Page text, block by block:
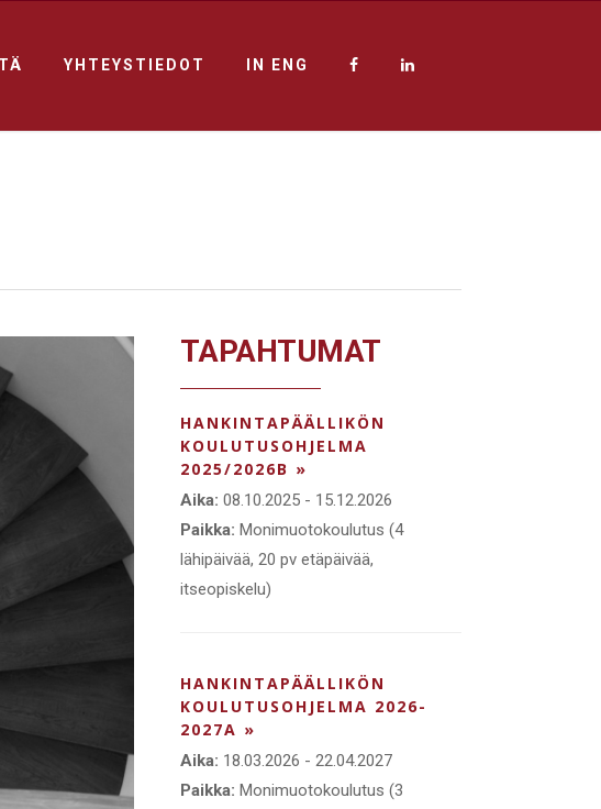
YHTEYSTIEDOT IN ENG
TAPAHTUMAT
HANKINTAPÄÄLLIKÖN
KOULUTUSOHJELMA
2025/2026B »
Aika: 08.10.2025 - 15.12.2026
Paikka: Monimuotokoulutus (4
lähipäivää, 20 pv etäpäivää,
itseopiskelu)
HANKINTAPÄÄLLIKÖN
KOULUTUSOHJELMA 2026-
2027A »
Aika: 18.03.2026 - 22.04.2027
Paikka: Monimuotokoulutus (3